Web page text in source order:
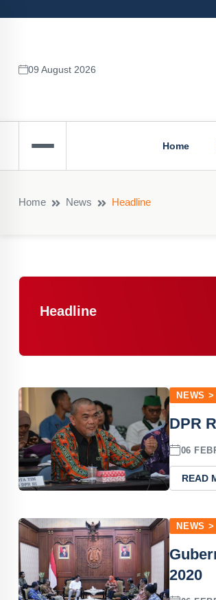
09 August 2026
Home
Home News Headline
Headline
NEWS
DPR
06
READ
NEWS
2020